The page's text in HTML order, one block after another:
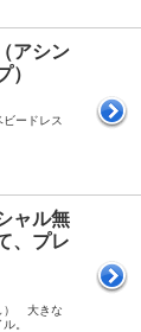
アシン
）
ードレス
ャル無
、プレ
） 大きな
。